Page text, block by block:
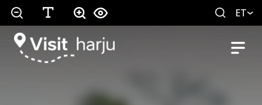
ET